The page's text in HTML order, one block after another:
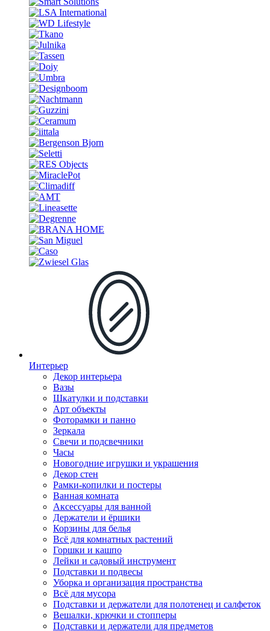
Интерьер
Декор интерьера
Вазы
Шкатулки и подставки
Арт объекты
Фоторамки и панно
Зеркала
Свечи и подсвечники
Часы
Новогодние игрушки и украшения
Декор стен
Рамки-копилки и постеры
Ванная комната
Аксессуары для ванной
Держатели и ёршики
Корзины для белья
Всё для комнатных растений
Горшки и кашпо
Лейки и садовый инструмент
Подставки и подвесы
Уборка и организация пространства
Всё для мусора
Подставки и держатели для полотенец и салфеток
Вешалки, крючки и стопперы
Подставки и держатели для предметов